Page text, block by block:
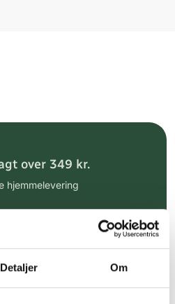
Detaljer Om
over 349 kr.
hjemmelevering
(30 min. i Kbh)